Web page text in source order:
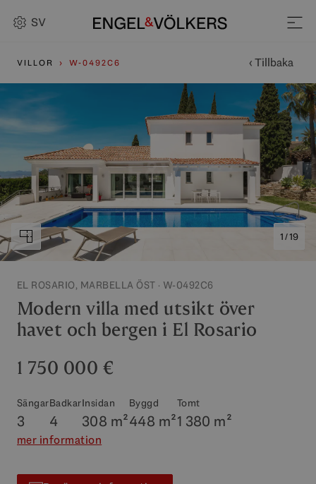
SV
VILLOR W-0492C6 ‹ Tillbaka
1 / 19
EL ROSARIO, MARBELLA ÖST · W-0492C6
Modern villa med utsikt över
havet och bergen i El Rosario
1 750 000 €
Sängar
3
Badkar
4
Insidan
308 m²
Byggd
448 m²
Tomt
1 380 m²
mer information